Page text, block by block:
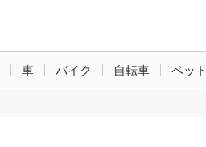
車 バイク 自転車 ペット